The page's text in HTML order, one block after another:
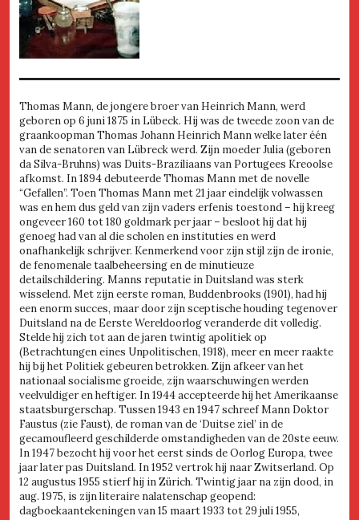
Thomas Mann, de jongere broer van Heinrich Mann, werd
geboren op 6 juni 1875 in Lübeck. Hij was de tweede zoon van de
graankoopman Thomas Johann Heinrich Mann welke later één
van de senatoren van Lübreck werd. Zijn moeder Julia (geboren
da Silva-Bruhns) was Duits-Braziliaans van Portugees Kreoolse
afkomst. In 1894 debuteerde Thomas Mann met de novelle
“Gefallen”. Toen Thomas Mann met 21 jaar eindelijk volwassen
was en hem dus geld van zijn vaders erfenis toestond – hij kreeg
ongeveer 160 tot 180 goldmark per jaar – besloot hij dat hij
genoeg had van al die scholen en instituties en werd
onafhankelijk schrijver. Kenmerkend voor zijn stijl zijn de ironie,
de fenomenale taalbeheersing en de minutieuze
detailschildering. Manns reputatie in Duitsland was sterk
wisselend. Met zijn eerste roman, Buddenbrooks (1901), had hij
een enorm succes, maar door zijn sceptische houding tegenover
Duitsland na de Eerste Wereldoorlog veranderde dit volledig.
Stelde hij zich tot aan de jaren twintig apolitiek op
(Betrachtungen eines Unpolitischen, 1918), meer en meer raakte
hij bij het Politiek gebeuren betrokken. Zijn afkeer van het
nationaal socialisme groeide, zijn waarschuwingen werden
veelvuldiger en heftiger. In 1944 accepteerde hij het Amerikaanse
staatsburgerschap. Tussen 1943 en 1947 schreef Mann Doktor
Faustus (zie Faust), de roman van de ‘Duitse ziel’ in de
gecamoufleerd geschilderde omstandigheden van de 20ste eeuw.
In 1947 bezocht hij voor het eerst sinds de Oorlog Europa, twee
jaar later pas Duitsland. In 1952 vertrok hij naar Zwitserland. Op
12 augustus 1955 stierf hij in Zürich. Twintig jaar na zijn dood, in
aug. 1975, is zijn literaire nalatenschap geopend:
dagboekaantekeningen van 15 maart 1933 tot 29 juli 1955,